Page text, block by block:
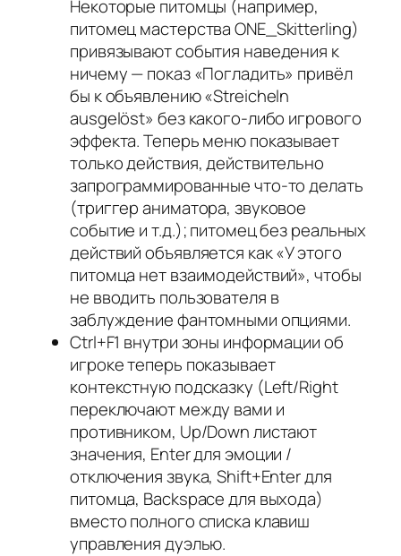
Некоторые питомцы (например,
питомец мастерства ONE_Skitterling)
привязывают события наведения к
ничему — показ «Погладить» привёл
бы к объявлению «Streicheln
ausgelöst» без какого-либо игрового
эффекта. Теперь меню показывает
только действия, действительно
запрограммированные что-то делать
(триггер аниматора, звуковое
событие и т.д.); питомец без реальных
действий объявляется как «У этого
питомца нет взаимодействий», чтобы
не вводить пользователя в
заблуждение фантомными опциями.
Ctrl+F1 внутри зоны информации об
игроке теперь показывает
контекстную подсказку (Left/Right
переключают между вами и
противником, Up/Down листают
значения, Enter для эмоции /
отключения звука, Shift+Enter для
питомца, Backspace для выхода)
вместо полного списка клавиш
управления дуэлью.